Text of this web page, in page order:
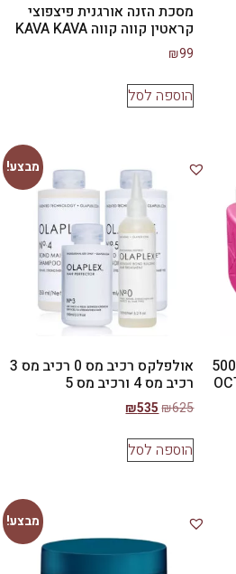
מסכת הזנה אורגנית פיצפוצי
קראטין קווה קווה KAVA KAVA
₪99
הוספה לסל
מסכה לשיער קראטין ריפר 500
מבצע!
אולפלקס רכיב מס 0 רכיב מס 3
רכיב מס 4 ורכיב מס 5
₪625
₪535
הוספה לסל
מבצע!